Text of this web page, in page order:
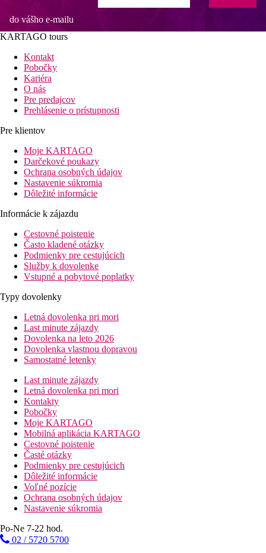
do vášho e-mailu
KARTAGO tours
Kontakt
Pobočky
Kariéra
O nás
Pre predajcov
Prehlásenie o prístupnosti
Pre klientov
Moje KARTAGO
Darčekové poukazy
Ochrana osobných údajov
Nastavenie súkromia
Dôležité informácie
Informácie k zájazdu
Cestovné poistenie
Často kladené otázky
Podmienky pre cestujúcich
Služby k dovolenke
Vstupné a pobytové poplatky
Typy dovolenky
Letná dovolenka pri mori
Last minute zájazdy
Dovolenka na leto 2026
Dovolenka vlastnou dopravou
Samostatné letenky
Last minute zájazdy
Letná dovolenka pri mori
Kontakty
Pobočky
Moje KARTAGO
Mobilná aplikácia KARTAGO
Cestovné poistenie
Časté otázky
Podmienky pre cestujúcich
Dôležité informácie
Voľné pozície
Ochrana osobných údajov
Nastavenie súkromia
Po-Ne 7-22 hod.
02 / 5720 5700